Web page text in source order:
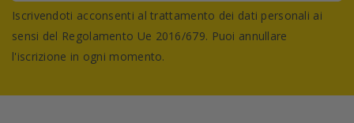
Iscrivendoti acconsenti al trattamento dei dati personali ai
sensi del Regolamento Ue 2016/679. Puoi annullare
l'iscrizione in ogni momento.